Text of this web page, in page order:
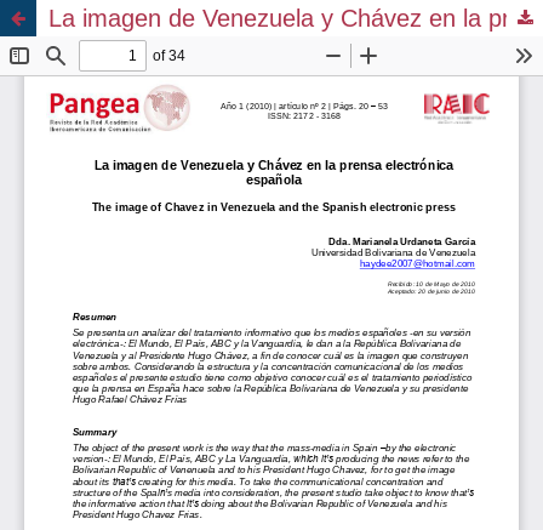
La imagen de Venezuela y Chávez en la prensa electrónica española